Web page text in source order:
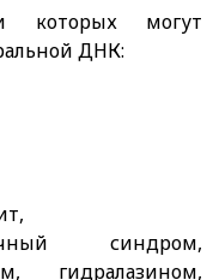
которых могут
ДНК:
синдром,
гидралазином,